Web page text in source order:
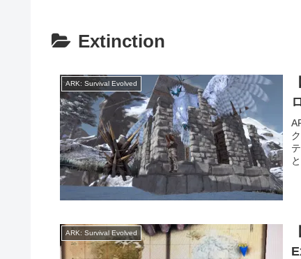
Extinction
ARK: Survival Evolved
ARK: Survival Evolved